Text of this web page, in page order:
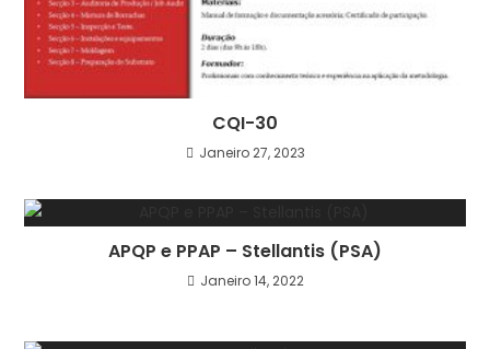
CQI-30
Janeiro 27, 2023
APQP e PPAP – Stellantis (PSA)
Janeiro 14, 2022